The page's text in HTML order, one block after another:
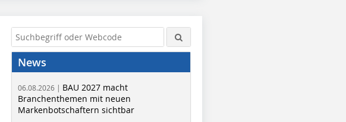
News
06.08.2026 | BAU 2027 macht
Branchenthemen mit neuen
Markenbotschaftern sichtbar